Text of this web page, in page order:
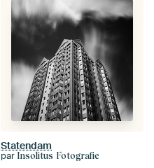
Statendam
par Insolitus Fotografie